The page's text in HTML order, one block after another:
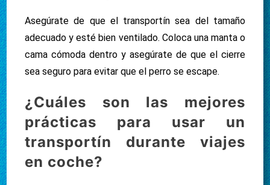
Asegúrate de que el transportín sea del tamaño
adecuado y esté bien ventilado. Coloca una manta o
cama cómoda dentro y asegúrate de que el cierre
sea seguro para evitar que el perro se escape.
¿Cuáles son las mejores
prácticas para usar un
transportín durante viajes
en coche?